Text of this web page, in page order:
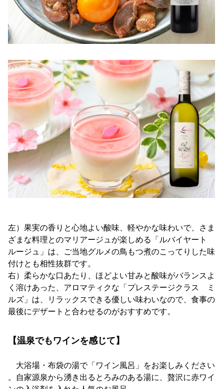
左）果実の香りと心地よい酸味、軽やかな味わいで、さま
ざまな料理とのマリアージュが楽しめる「ルバイヤート
ルージュ」は、ご当地グルメの鳥もつ煮のこってりした味
付けとも相性抜群です。
右）柔らかな口あたり、ほどよい甘みと酸味がバランスよ
く溶けあった、アロマティクな「プレステージクラス ミ
ルズ」は、リラックスできる優しい味わいなので、食事の
最後にデザートと合わせるのがおすすめです。
【温泉でもワインを感じて】
大浴場・布袋の湯で「ワイン風呂」をお楽しみください
。自家源泉から湧き出るとろみのある湯に、贅沢に赤ワイ